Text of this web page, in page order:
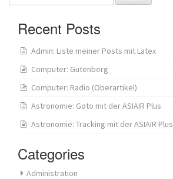
for:
Recent Posts
Admin: Liste meiner Posts mit Latex
Computer: Gutenberg
Computer: Radio (Oberartikel)
Astronomie: Goto mit der ASIAIR Plus
Astronomie: Tracking mit der ASIAIR Plus
Categories
Administration